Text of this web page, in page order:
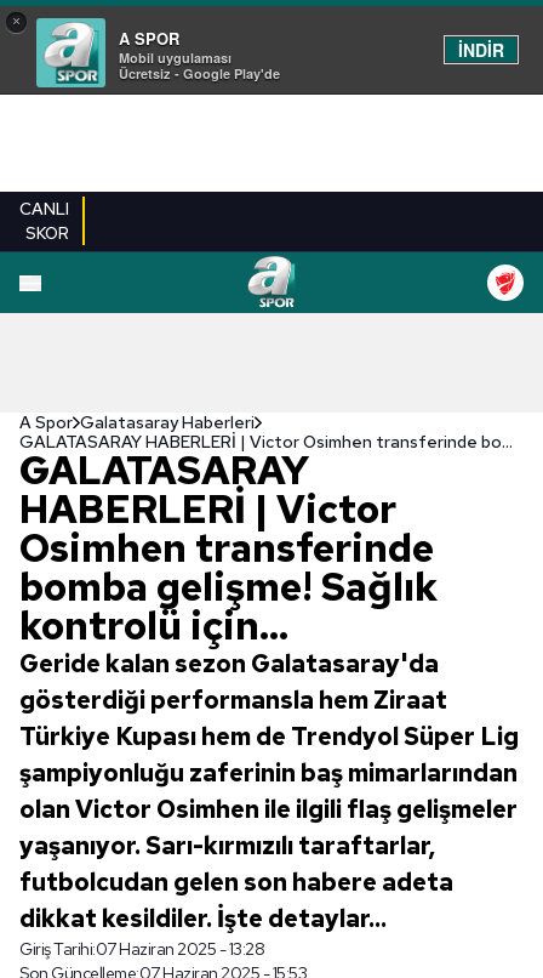
×
A SPOR
Mobil uygulaması
Ücretsiz - Google Play'de
İNDİR
CANLI
SKOR
A Spor Galatasaray Haberleri
GALATASARAY HABERLERİ | Victor Osimhen transferinde bomba gelişme! Sağlık kontrolü için...
GALATASARAY
HABERLERİ | Victor
Osimhen transferinde
bomba gelişme! Sağlık
kontrolü için...
Geride kalan sezon Galatasaray'da
gösterdiği performansla hem Ziraat
Türkiye Kupası hem de Trendyol Süper Lig
şampiyonluğu zaferinin baş mimarlarından
olan Victor Osimhen ile ilgili flaş gelişmeler
yaşanıyor. Sarı-kırmızılı taraftarlar,
futbolcudan gelen son habere adeta
dikkat kesildiler. İşte detaylar...
Giriş Tarihi:07 Haziran 2025 - 13:28
Son Güncelleme:07 Haziran 2025 - 15:53